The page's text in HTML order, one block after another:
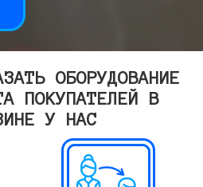
ОБОРУДОВАНИЕ
ПОКУПАТЕЛЕЙ В
У НАС